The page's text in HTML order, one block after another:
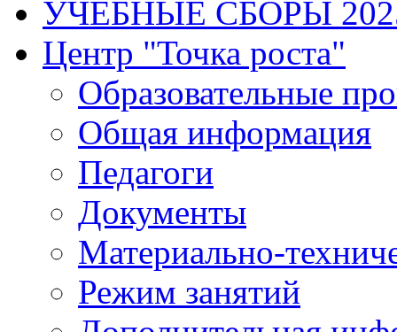
УЧЕБНЫЕ СБОРЫ
Центр "Точка роста"
Образовательные
Общая информация
Педагоги
Документы
Материально-
Режим занятий